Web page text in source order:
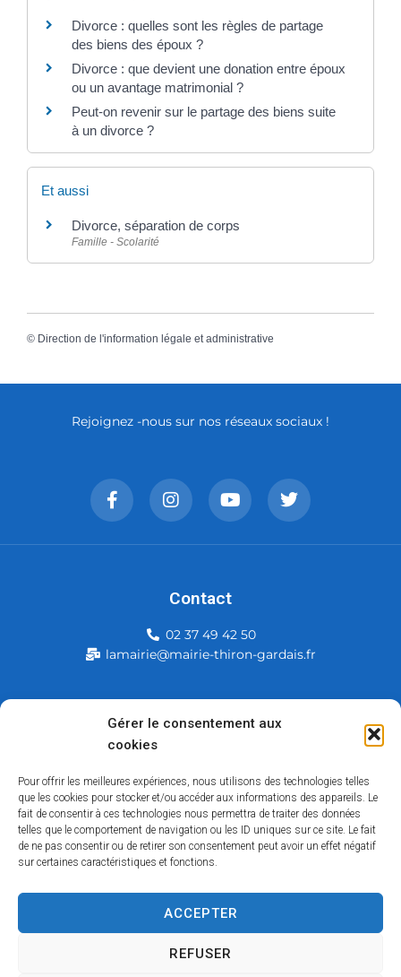
Gérer le consentement aux
cookies
Pour offrir les meilleures expériences, nous utilisons des technologies telles
que les cookies pour stocker et/ou accéder aux informations des appareils. Le
fait de consentir à ces technologies nous permettra de traiter des données
telles que le comportement de navigation ou les ID uniques sur ce site. Le fait
de ne pas consentir ou de retirer son consentement peut avoir un effet négatif
sur certaines caractéristiques et fonctions.
ACCEPTER
REFUSER
Divorce : quelles sont les règles de partage
des biens des époux ?
Divorce : que devient une donation entre époux
ou un avantage matrimonial ?
Peut-on revenir sur le partage des biens suite
à un divorce ?
Et aussi
Divorce, séparation de corps
Famille - Scolarité
© Direction de l'information légale et administrative
Mairie de Thiron-Gardais
28480 Thiron-Gardais
Rejoignez -nous sur nos réseaux sociaux !
Contact
02 37 49 42 50
lamairie@mairie-thiron-gardais.fr
Traitement de données personnelles